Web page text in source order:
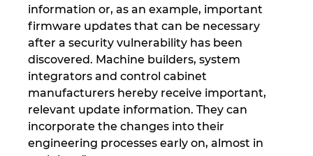
information or, as an example, important
firmware updates that can be necessary
after a security vulnerability has been
discovered. Machine builders, system
integrators and control cabinet
manufacturers hereby receive important,
relevant update information. They can
incorporate the changes into their
engineering processes early on, almost in